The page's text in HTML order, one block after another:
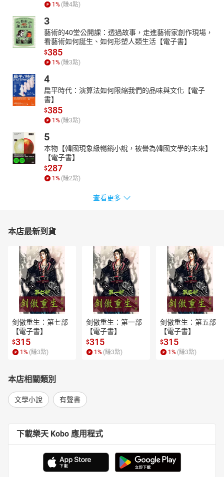
1% (賺4點)
3
藝術的40堂公開課：透過故事，走進藝術家創作現場，
看藝術如何誕生、如何形塑人類生活【電子書】
$385
1% (賺3點)
4
扁平時代：演算法如何限縮我們的品味與文化【電子
書】
$385
1% (賺3點)
5
本物【韓國現象級暢銷小說，被譽為韓國文學的未來】
【電子書】
$287
1% (賺2點)
查看更多
本店最新到貨
剑傲重生：第七部
【電子書】
$315
1 % (賺3點)
剑傲重生：第一部
【電子書】
$315
1 % (賺3點)
剑傲重生：第五部
【電子書】
$315
1 % (賺3點)
本店相關類別
文學小說 有聲書
下載樂天 Kobo 應用程式